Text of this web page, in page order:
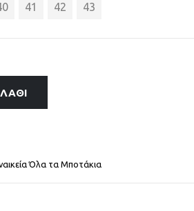
41 42 43
Όλα τα Μποτάκια